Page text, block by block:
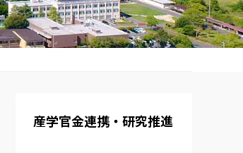
産学官金連携・研究推進